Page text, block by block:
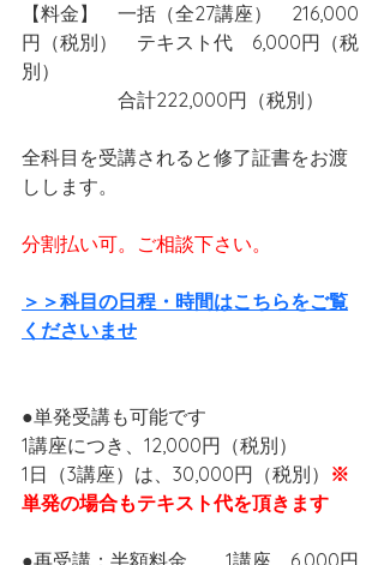
【料金】　一括（全27講座）　216,000
円（税別）　テキスト代　6,000円（税
別）
合計222,000円（税別）
全科目を受講されると修了証書をお渡
しします。
分割払い可。ご相談下さい。
＞＞科目の日程・時間はこちらをご覧
くださいませ
●単発受講も可能です
1講座につき、12,000円（税別）
1日（3講座）は、30,000円（税別） ※
単発の場合もテキスト代を頂きます
●再受講：半額料金　　1講座　6,000円